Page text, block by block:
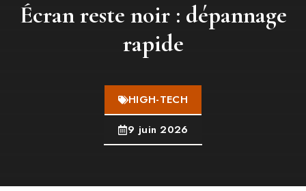
Écran reste noir : dépannage
rapide
HIGH-TECH
9 juin 2026